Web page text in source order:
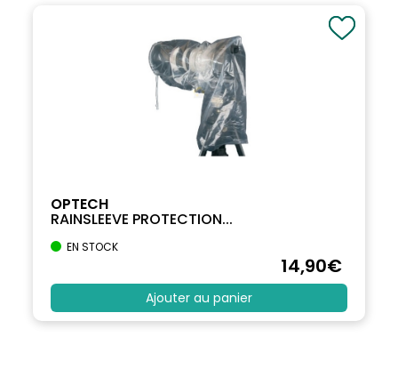
OPTECH
RAINSLEEVE PROTECTION...
EN STOCK
14,90€
Ajouter au panier